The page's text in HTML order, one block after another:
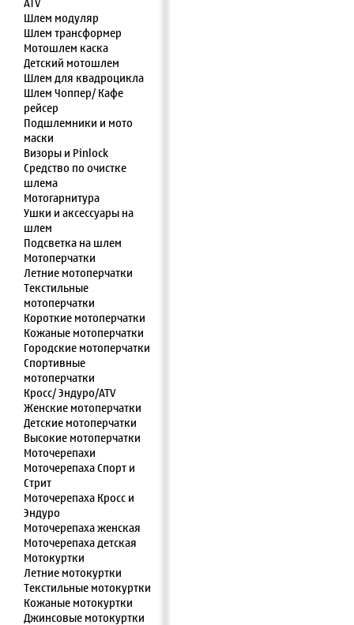
Шлем модуляр
Шлем трансформер
Мотошлем каска
Детский мотошлем
Шлем для квадроцикла
Шлем Чоппер/ Кафе
рейсер
Подшлемники и мото
маски
Визоры и Pinlock
Средство по очистке
шлема
Мотогарнитура
Ушки и аксессуары на
шлем
Подсветка на шлем
Мотоперчатки
Летние мотоперчатки
Текстильные
мотоперчатки
Короткие мотоперчатки
Кожаные мотоперчатки
Городские мотоперчатки
Спортивные
мотоперчатки
Кросс/ Эндуро/ATV
Женские мотоперчатки
Детские мотоперчатки
Высокие мотоперчатки
Моточерепахи
Моточерепаха Спорт и
Стрит
Моточерепаха Кросс и
Эндуро
Моточерепаха женская
Моточерепаха детская
Мотокуртки
Летние мотокуртки
Текстильные мотокуртки
Кожаные мотокуртки
Джинсовые мотокуртки